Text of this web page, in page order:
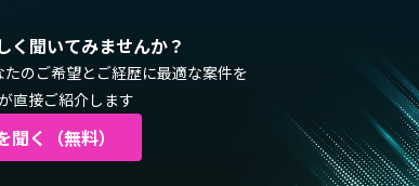
く聞いてみませんか？
たのご希望とご経歴に最適な案件を
直接ご紹介します
聞く（無料）